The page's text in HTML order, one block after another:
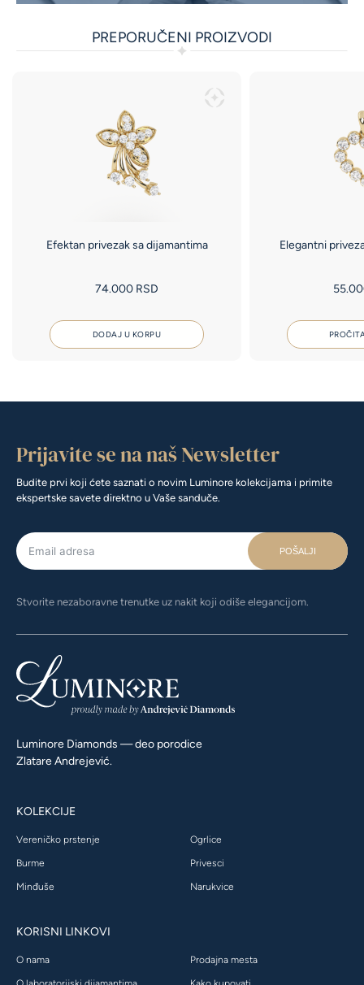
PREPORUČENI PROIZVODI
Efektan privezak sa dijamantima
74.000 RSD
DODAJ U KORPU
Elegantni
Prijavite se na naš Newsletter
Budite prvi koji ćete saznati o novim Luminore kolekcijama i primite
ekspertske savete direktno u Vaše sanduče.
POŠALJI
Stvorite nezaboravne trenutke uz nakit koji odiše elegancijom.
Luminore Diamonds — deo porodice
Zlatare Andrejević.
KOLEKCIJE
Vereničko prstenje
Burme
Minđuše
Ogrlice
Privesci
Narukvice
KORISNI LINKOVI
O nama Prodajna mesta